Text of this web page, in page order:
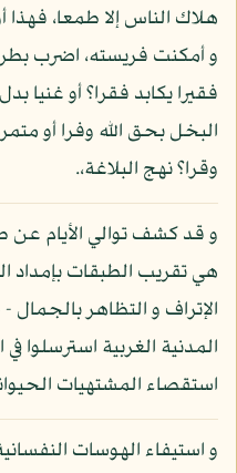
هلاك الناس إلا طمعا،
و أمكنت فريسته، اضرب
فقيرا يكابد فقرا؟ أو غنيا
البخل بحق الله وفرا أو
وقرا؟ نهج البلاغة،.
و قد كشف توالي الأيام عن
هي تقريب الطبقات بإمداد
الإتراف و التظاهر
المدنية الغربية استرسلوا
استقصاء المشتهيات
و استيفاء الهوسات